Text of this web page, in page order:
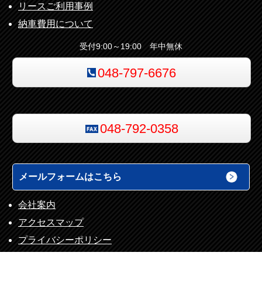
リースご利用事例
納車費用について
受付9:00～19:00 年中無休
048-797-6676
048-792-0358
メールフォームはこちら
会社案内
アクセスマップ
プライバシーポリシー